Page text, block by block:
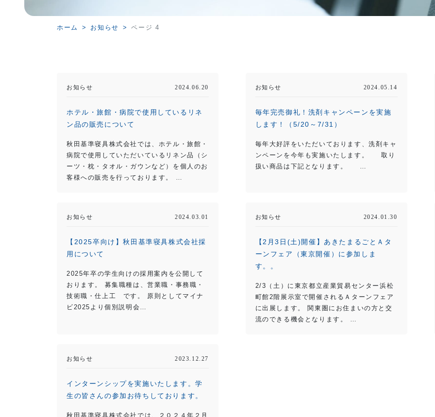
ホーム お知らせ ページ 4
お知らせ 2024.06.20
ホテル・旅館・病院で使用しているリネ
ン品の販売について
秋田基準寝具株式会社では、ホテル・旅館・
病院で使用していただいているリネン品（シ
ーツ・枕・タオル・ガウンなど）を個人のお
客様への販売を行っております。 …
お知らせ 2024.05.14
毎年完売御礼！洗剤キャンペーンを実施
します！（5/20～7/31）
毎年大好評をいただいております、洗剤キャ
ンペーンを今年も実施いたします。 取り
扱い商品は下記となります。 …
お知らせ 2024.03.01
【2025卒向け】秋田基準寝具株式会社採
用について
2025年卒の学生向けの採用案内を公開して
おります。 募集職種は、営業職・事務職・
技術職・仕上工 です。 原則としてマイナ
ビ2025より個別説明会…
お知らせ 2024.01.30
【2月3日(土)開催】あきたまるごとＡタ
ーンフェア（東京開催）に参加しま
す。。
2/3（土）に東京都立産業貿易センター浜松
町館2階展示室で開催されるＡターンフェア
に出展します。 関東圏にお住まいの方と交
流のできる機会となります。 …
お知らせ 2023.12.27
インターンシップを実施いたします。学
生の皆さんの参加お待ちしております。
秋田基準寝具株式会社では、２０２４年２月